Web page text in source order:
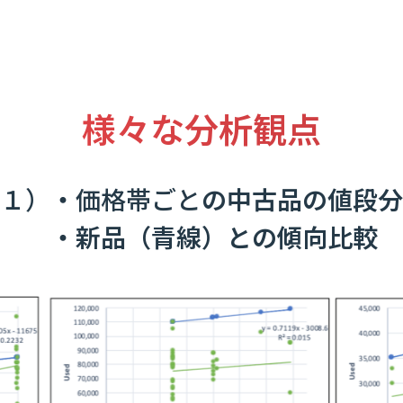
様々な分析観点
） ・ 価格帯ごとの中古品の値段
・新品（青線）との傾向比較